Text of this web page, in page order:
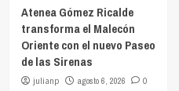
Atenea Gómez Ricalde
transforma el Malecón
Oriente con el nuevo Paseo
de las Sirenas
julianp agosto 6, 2026 0